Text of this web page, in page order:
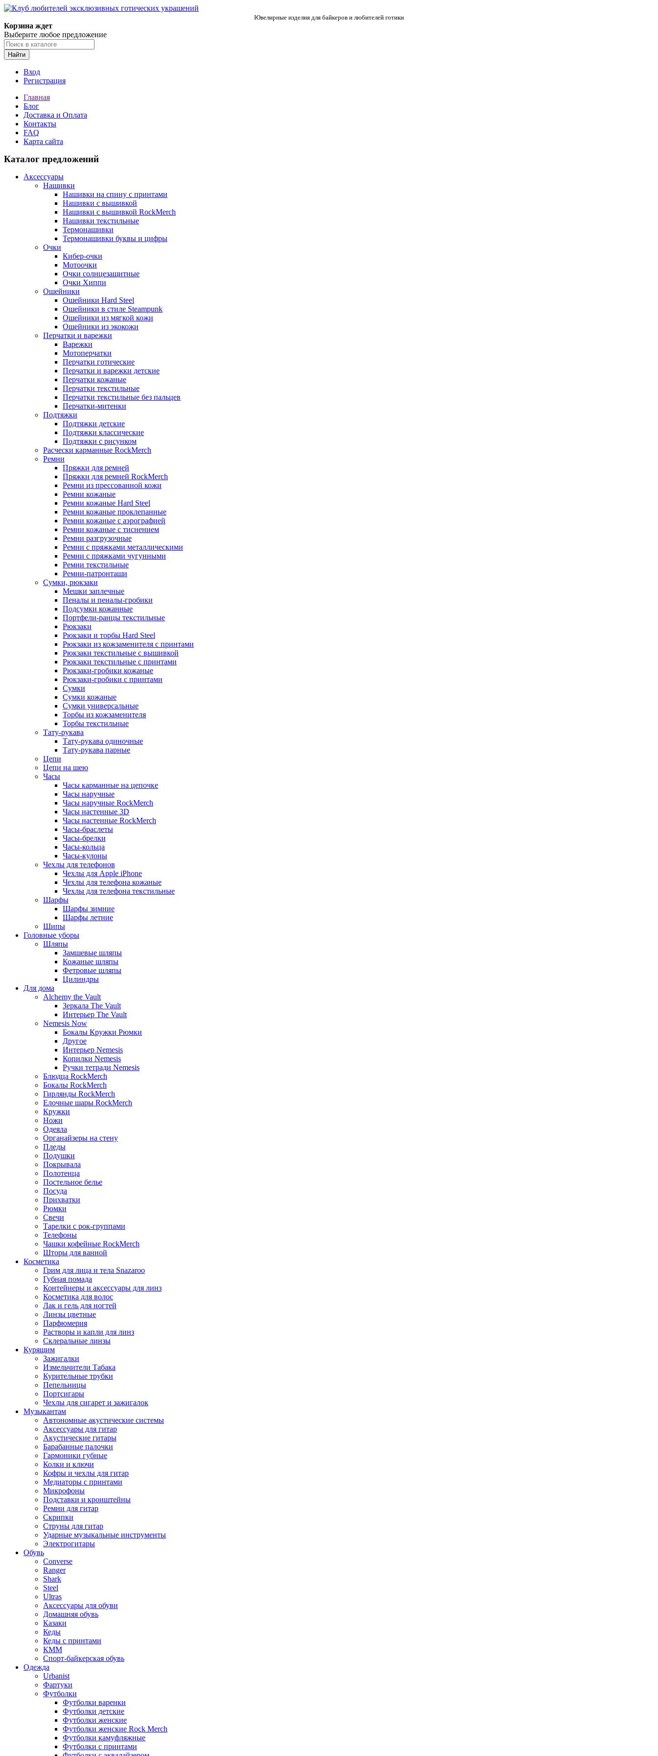
Ювелирные изделия для байкеров и любителей готики
Корзина ждет
Выберите любое предложение
Найти
Вход
Регистрация
Главная
Блог
Доставка и Оплата
Контакты
FAQ
Карта сайта
Каталог предложений
Аксессуары
Нашивки
Нашивки на спину с принтами
Нашивки с вышивкой
Нашивки с вышивкой RockMerch
Нашивки текстильные
Термонашивки
Термонашивки буквы и цифры
Очки
Кибер-очки
Мотоочки
Очки солнцезащитные
Очки Хиппи
Ошейники
Ошейники Hard Steel
Ошейники в стиле Steampunk
Ошейники из мягкой кожи
Ошейники из экокожи
Перчатки и варежки
Варежки
Мотоперчатки
Перчатки готические
Перчатки и варежки детские
Перчатки кожаные
Перчатки текстильные
Перчатки текстильные без пальцев
Перчатки-митенки
Подтяжки
Подтяжки детские
Подтяжки классические
Подтяжки с рисунком
Расчески карманные RockMerch
Ремни
Пряжки для ремней
Пряжки для ремней RockMerch
Ремни из прессованной кожи
Ремни кожаные
Ремни кожаные Hard Steel
Ремни кожаные проклепанные
Ремни кожаные с аэрографией
Ремни кожаные с тиснением
Ремни разгрузочные
Ремни с пряжками металлическими
Ремни с пряжками чугунными
Ремни текстильные
Ремни-патронташи
Сумки, рюкзаки
Мешки заплечные
Пеналы и пеналы-гробики
Подсумки кожанные
Портфели-ранцы текстильные
Рюкзаки
Рюкзаки и торбы Hard Steel
Рюкзаки из кожзаменителя с принтами
Рюкзаки текстильные с вышивкой
Рюкзаки текстильные с принтами
Рюкзаки-гробики кожаные
Рюкзаки-гробики с принтами
Сумки
Сумки кожаные
Сумки универсальные
Торбы из кожзаменителя
Торбы текстильные
Тату-рукава
Тату-рукава одиночные
Тату-рукава парные
Цепи
Цепи на шею
Часы
Часы карманные на цепочке
Часы наручные
Часы наручные RockMerch
Часы настенные 3D
Часы настенные RockMerch
Часы-браслеты
Часы-брелки
Часы-кольца
Часы-кулоны
Чехлы для телефонов
Чехлы для Apple iPhone
Чехлы для телефона кожаные
Чехлы для телефона текстильные
Шарфы
Шарфы зимние
Шарфы летние
Шипы
Головные уборы
Шляпы
Замшевые шляпы
Кожаные шляпы
Фетровые шляпы
Цилиндры
Для дома
Alchemy the Vault
Зеркала The Vault
Интерьер The Vault
Nemesis Now
Бокалы Кружки Рюмки
Другое
Интерьер Nemesis
Копилки Nemesis
Ручки тетради Nemesis
Блюдца RockMerch
Бокалы RockMerch
Гирлянды RockMerch
Елочные шары RockMerch
Кружки
Ножи
Одеяла
Органайзеры на стену
Пледы
Подушки
Покрывала
Полотенца
Постельное белье
Посуда
Прихватки
Рюмки
Свечи
Тарелки с рок-группами
Телефоны
Чашки кофейные RockMerch
Шторы для ванной
Косметика
Грим для лица и тела Snazaroo
Губная помада
Контейнеры и аксессуары для линз
Косметика для волос
Лак и гель для ногтей
Линзы цветные
Парфюмерия
Растворы и капли для линз
Склеральные линзы
Курящим
Зажигалки
Измельчители Табака
Курительные трубки
Пепельницы
Портсигары
Чехлы для сигарет и зажигалок
Музыкантам
Автономные акустические системы
Аксессуары для гитар
Акустические гитары
Барабанные палочки
Гармоники губные
Колки и ключи
Кофры и чехлы для гитар
Медиаторы с принтами
Микрофоны
Подставки и кронштейны
Ремни для гитар
Скрипки
Струны для гитар
Ударные музыкальные инструменты
Электрогитары
Обувь
Converse
Ranger
Shark
Steel
Ultras
Аксессуары для обуви
Домашняя обувь
Казаки
Кеды
Кеды с принтами
КММ
Спорт-байкерская обувь
Одежда
Urbanist
Фартуки
Футболки
Футболки варенки
Футболки детские
Футболки женские
Футболки женские Rock Merch
Футболки камуфляжные
Футболки с принтами